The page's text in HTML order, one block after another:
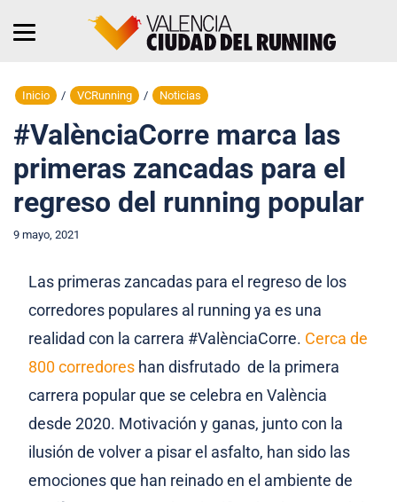
Inicio / VCRunning / Noticias
#ValènciaCorre marca las
primeras zancadas para el
regreso del running popular
9 mayo, 2021
Las primeras zancadas para el regreso de los
corredores populares al running ya es una
realidad con la carrera #ValènciaCorre. Cerca de
800 corredores han disfrutado de la primera
carrera popular que se celebra en València
desde 2020. Motivación y ganas, junto con la
ilusión de volver a pisar el asfalto, han sido las
emociones que han reinado en el ambiente de